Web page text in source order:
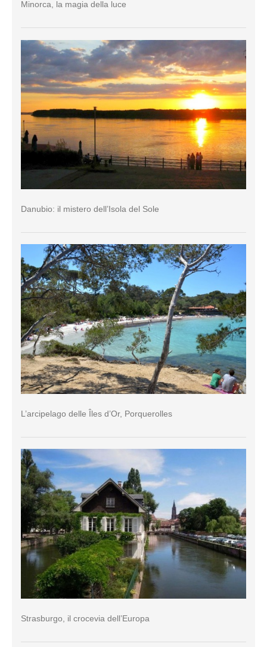
Minorca, la magia della luce
Danubio: il mistero dell’Isola del Sole
L’arcipelago delle Îles d’Or, Porquerolles
Strasburgo, il crocevia dell’Europa